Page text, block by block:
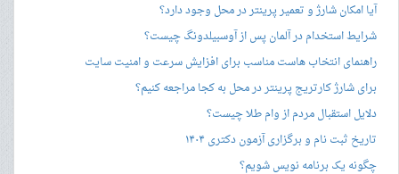
آیا امکان شارژ و تعمیر پرینتر در محل وجود دارد؟
شرایط استخدام در آلمان پس از آوسبیلدونگ چیست؟
راهنمای انتخاب هاست مناسب برای افزایش سرعت و امنیت سایت
برای شارژ کارتریج پرینتر در محل به کجا مراجعه کنیم؟
دلایل استقبال مردم از وام طلا چیست؟
تاریخ ثبت نام و برگزاری آزمون دکتری ۱۴۰۴
چگونه یک برنامه نویس شویم؟